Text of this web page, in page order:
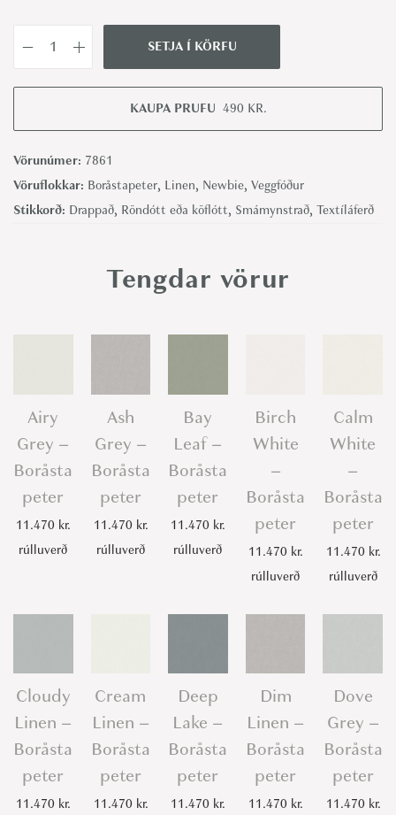
k
a
S
t
å
t
a
p
e
u
a
n
t
i
t
SETJA Í KÖRFU
KAUPA PRUFU 490 KR.
Vörunúmer: 7861
Vöruflokkar: Boråstapeter, Linen, Newbie, Veggfóður
Stikkorð: Drappað, Röndótt eða köflótt, Smámynstrað, Textíláferð
Tengdar vörur
Airy
Grey –
Boråsta
peter
11.470 kr.
rúlluverð
Ash
Grey –
Boråsta
peter
11.470 kr.
rúlluverð
Bay
Leaf –
Boråsta
peter
11.470 kr.
rúlluverð
Birch
White
–
Boråsta
peter
11.470 kr.
rúlluverð
Calm
White
–
Boråsta
peter
11.470 kr.
rúlluverð
Cloudy
Linen –
Boråsta
peter
11.470 kr.
Cream
Linen –
Boråsta
peter
11.470 kr.
Deep
Lake –
Boråsta
peter
11.470 kr.
Dim
Linen –
Boråsta
peter
11.470 kr.
Dove
Grey –
Boråsta
peter
11.470 kr.